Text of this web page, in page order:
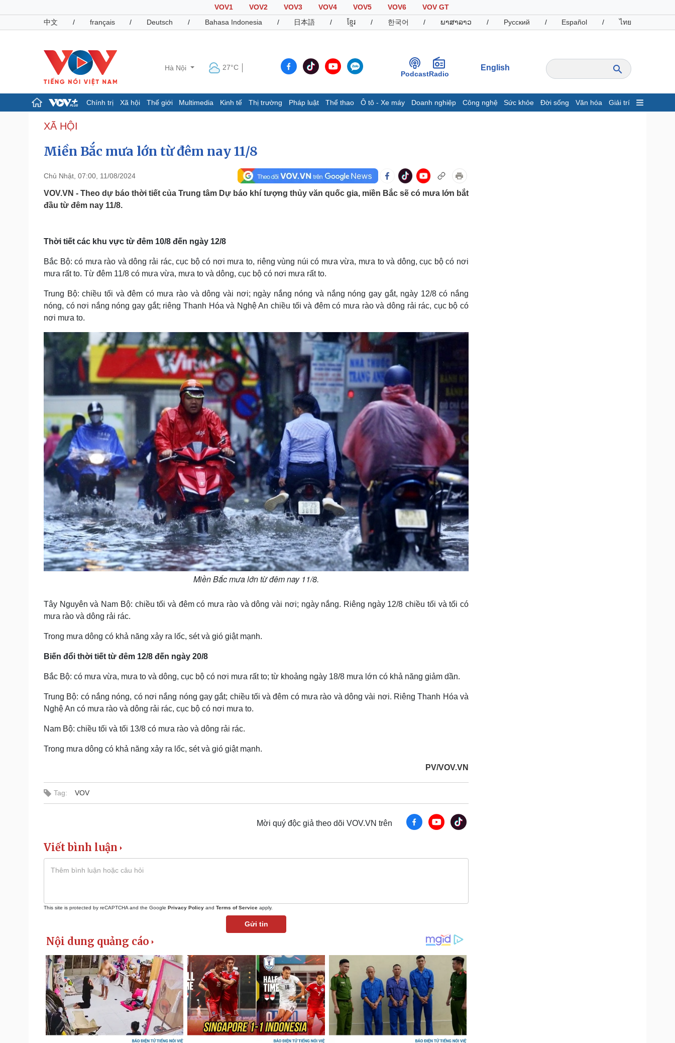
VOV1 VOV2 VOV3 VOV4 VOV5 VOV6
VOV GT
中文
/ français / Deutsch / Bahasa Indonesia / 日本語 / ខ្មែរ / 한국어 / ພາສາລາວ / Русский / Español / ไทย
Hà Nội 27°C
PodcastRadio
English
Chính trị Xã hội Thế giới Multimedia Kinh tế Thị trường Pháp luật Thể thao Ô tô - Xe máy Doanh nghiệp Công nghệ Sức khỏe Đời sống Văn hóa Giải trí
Chính trị
Tổ chức nhân sự
Quốc hội
Dự báo thời tiết
Giáo dục
Biển đảo
Cuộc sống đó đây
Hồ sơ
Infographic
Pháp luật
Tư vấn luật
Phân tích
Hậu trường
Dinh dưỡng - món ngon
Cây thuốc
Sản phụ khoa
Nam khoa
Làm đẹp - giảm cân
Phòng mạch online
Ăn sạch sống khỏe
Đời sống
Nhà đẹp
Blog
Văn hóa
Sân khấu - Điện ảnh
Văn học
Nghệ sĩ
Thời trang
Tư vấn
Săn Tour
Cải chính
XÃ HỘI
Miền Bắc mưa lớn từ đêm nay 11/8
Chủ Nhật, 07:00, 11/08/2024
VOV.VN - Theo dự báo thời tiết của Trung tâm Dự báo khí tượng thủy văn quốc gia, miền Bắc sẽ có mưa lớn bắt
đầu từ đêm nay 11/8.
Thời tiết các khu vực từ đêm 10/8 đến ngày 12/8
Bắc Bộ: có mưa rào và dông rải rác, cục bộ có nơi mưa to, riêng vùng núi có mưa vừa, mưa to và dông, cục bộ có nơi
mưa rất to. Từ đêm 11/8 có mưa vừa, mưa to và dông, cục bộ có nơi mưa rất to.
Trung Bộ: chiều tối và đêm có mưa rào và dông vài nơi; ngày nắng nóng và nắng nóng gay gắt, ngày 12/8 có nắng
nóng, có nơi nắng nóng gay gắt; riêng Thanh Hóa và Nghệ An chiều tối và đêm có mưa rào và dông rải rác, cục bộ có
nơi mưa to.
Miền Bắc mưa lớn từ đêm nay 11/8.
Tây Nguyên và Nam Bộ: chiều tối và đêm có mưa rào và dông vài nơi; ngày nắng. Riêng ngày 12/8 chiều tối và tối có
mưa rào và dông rải rác.
Trong mưa dông có khả năng xảy ra lốc, sét và gió giật mạnh.
Biến đổi thời tiết từ đêm 12/8 đến ngày 20/8
Bắc Bộ: có mưa vừa, mưa to và dông, cục bộ có nơi mưa rất to; từ khoảng ngày 18/8 mưa lớn có khả năng giảm dần.
Trung Bộ: có nắng nóng, có nơi nắng nóng gay gắt; chiều tối và đêm có mưa rào và dông vài nơi. Riêng Thanh Hóa và
Nghệ An có mưa rào và dông rải rác, cục bộ có nơi mưa to.
Nam Bộ: chiều tối và tối 13/8 có mưa rào và dông rải rác.
Trong mưa dông có khả năng xảy ra lốc, sét và gió giật mạnh.
PV/VOV.VN
Tag: VOV
Mời quý độc giả theo dõi VOV.VN trên
Viết bình luận
This site is protected by reCAPTCHA and the Google Privacy Policy and Terms of Service apply.
Gửi tin